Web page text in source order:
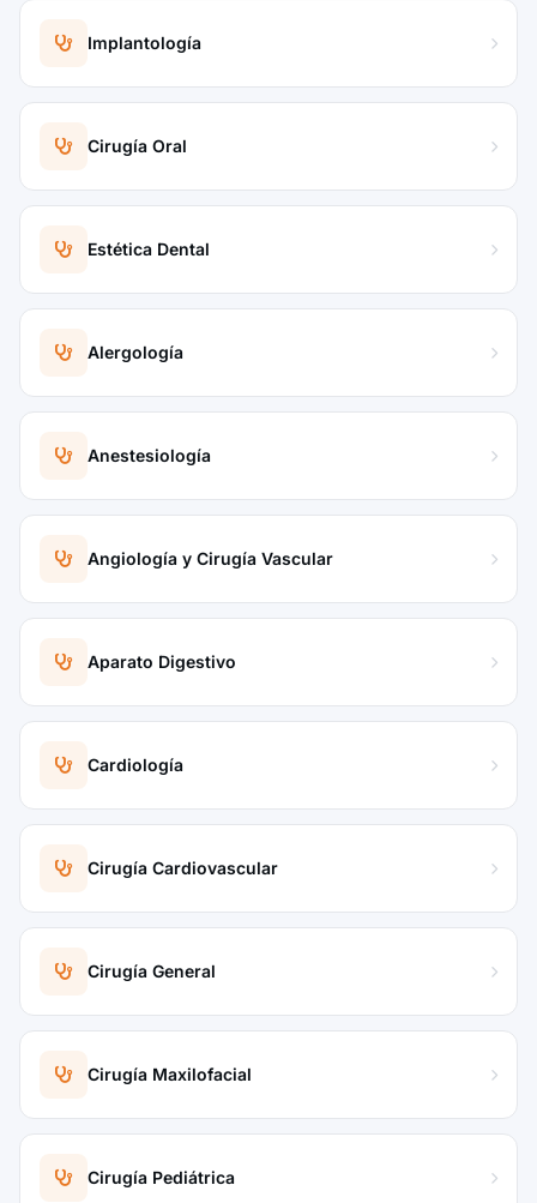
Implantología
Cirugía Oral
Estética Dental
Alergología
Anestesiología
Angiología y Cirugía Vascular
Aparato Digestivo
Cardiología
Cirugía Cardiovascular
Cirugía General
Cirugía Maxilofacial
Cirugía Pediátrica